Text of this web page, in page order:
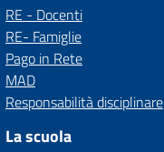
RE - Docenti
RE- Famiglie
Pago in Rete
MAD
Responsabilità disciplinare
La scuola